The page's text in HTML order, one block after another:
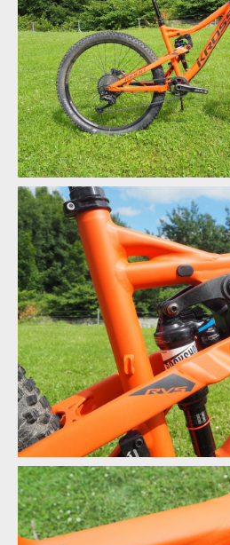
Abby a Verunka vyzkoušeli
Abby a Verunka vyzkoušeli
Abby a Verunka vyzkoušeli
Abby a Verunka vyzkoušeli
Abby a Verunka vyzkoušeli